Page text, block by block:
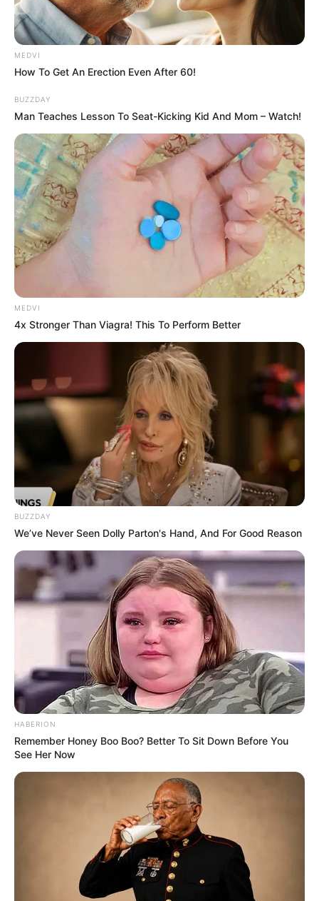
MEDVI
How To Get An Erection Even After 60!
BUZZDAY
Man Teaches Lesson To Seat-Kicking Kid And Mom – Watch!
MEDVI
4x Stronger Than Viagra! This To Perform Better
BUZZDAY
We’ve Never Seen Dolly Parton's Hand, And For Good Reason
HABERION
Remember Honey Boo Boo? Better To Sit Down Before You
See Her Now